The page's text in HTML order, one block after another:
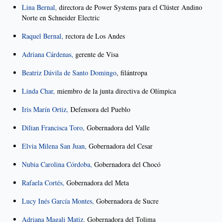
Lina Bernal, directora de Power Systems para el Clúster Andino
Norte en Schneider Electric
Raquel Bernal, rectora de Los Andes
Adriana Cárdenas, gerente de Visa
Beatriz Dávila de Santo Domingo, filántropa
Linda Char, miembro de la junta directiva de Olímpica
Iris Marín Ortiz, Defensora del Pueblo
Dilian Francisca Toro, Gobernadora del Valle
Elvia Milena San Juan, Gobernadora del Cesar
Nubia Carolina Córdoba, Gobernadora del Chocó
Rafaela Cortés, Gobernadora del Meta
Lucy Inés García Montes, Gobernadora de Sucre
Adriana Magali Matiz, Gobernadora del Tolima